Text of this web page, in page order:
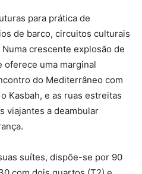
para prática de
de barco, circuitos culturais
crescente explosão de
oferece uma marginal
do Mediterrâneo com
Kasbah, e as ruas estreitas
viajantes a deambular
suítes, dispõe-se por 90